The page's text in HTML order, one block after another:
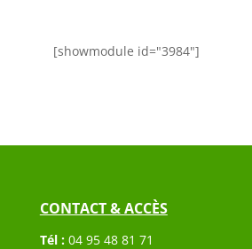
[showmodule id="3984"]
CONTACT & ACCÈS
Tél : 04 95 48 81 71